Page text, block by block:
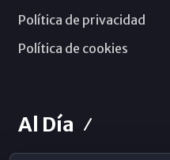
Política de privacidad
Política de cookies
Al Día